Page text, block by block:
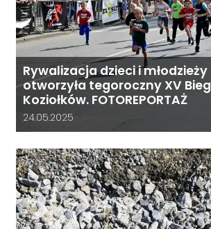
Rywalizacja dzieci i młodzieży
otworzyła tegoroczny XV Bieg
Koziołków. FOTOREPORTAŻ
Data dodania galerii:
24.05.2025